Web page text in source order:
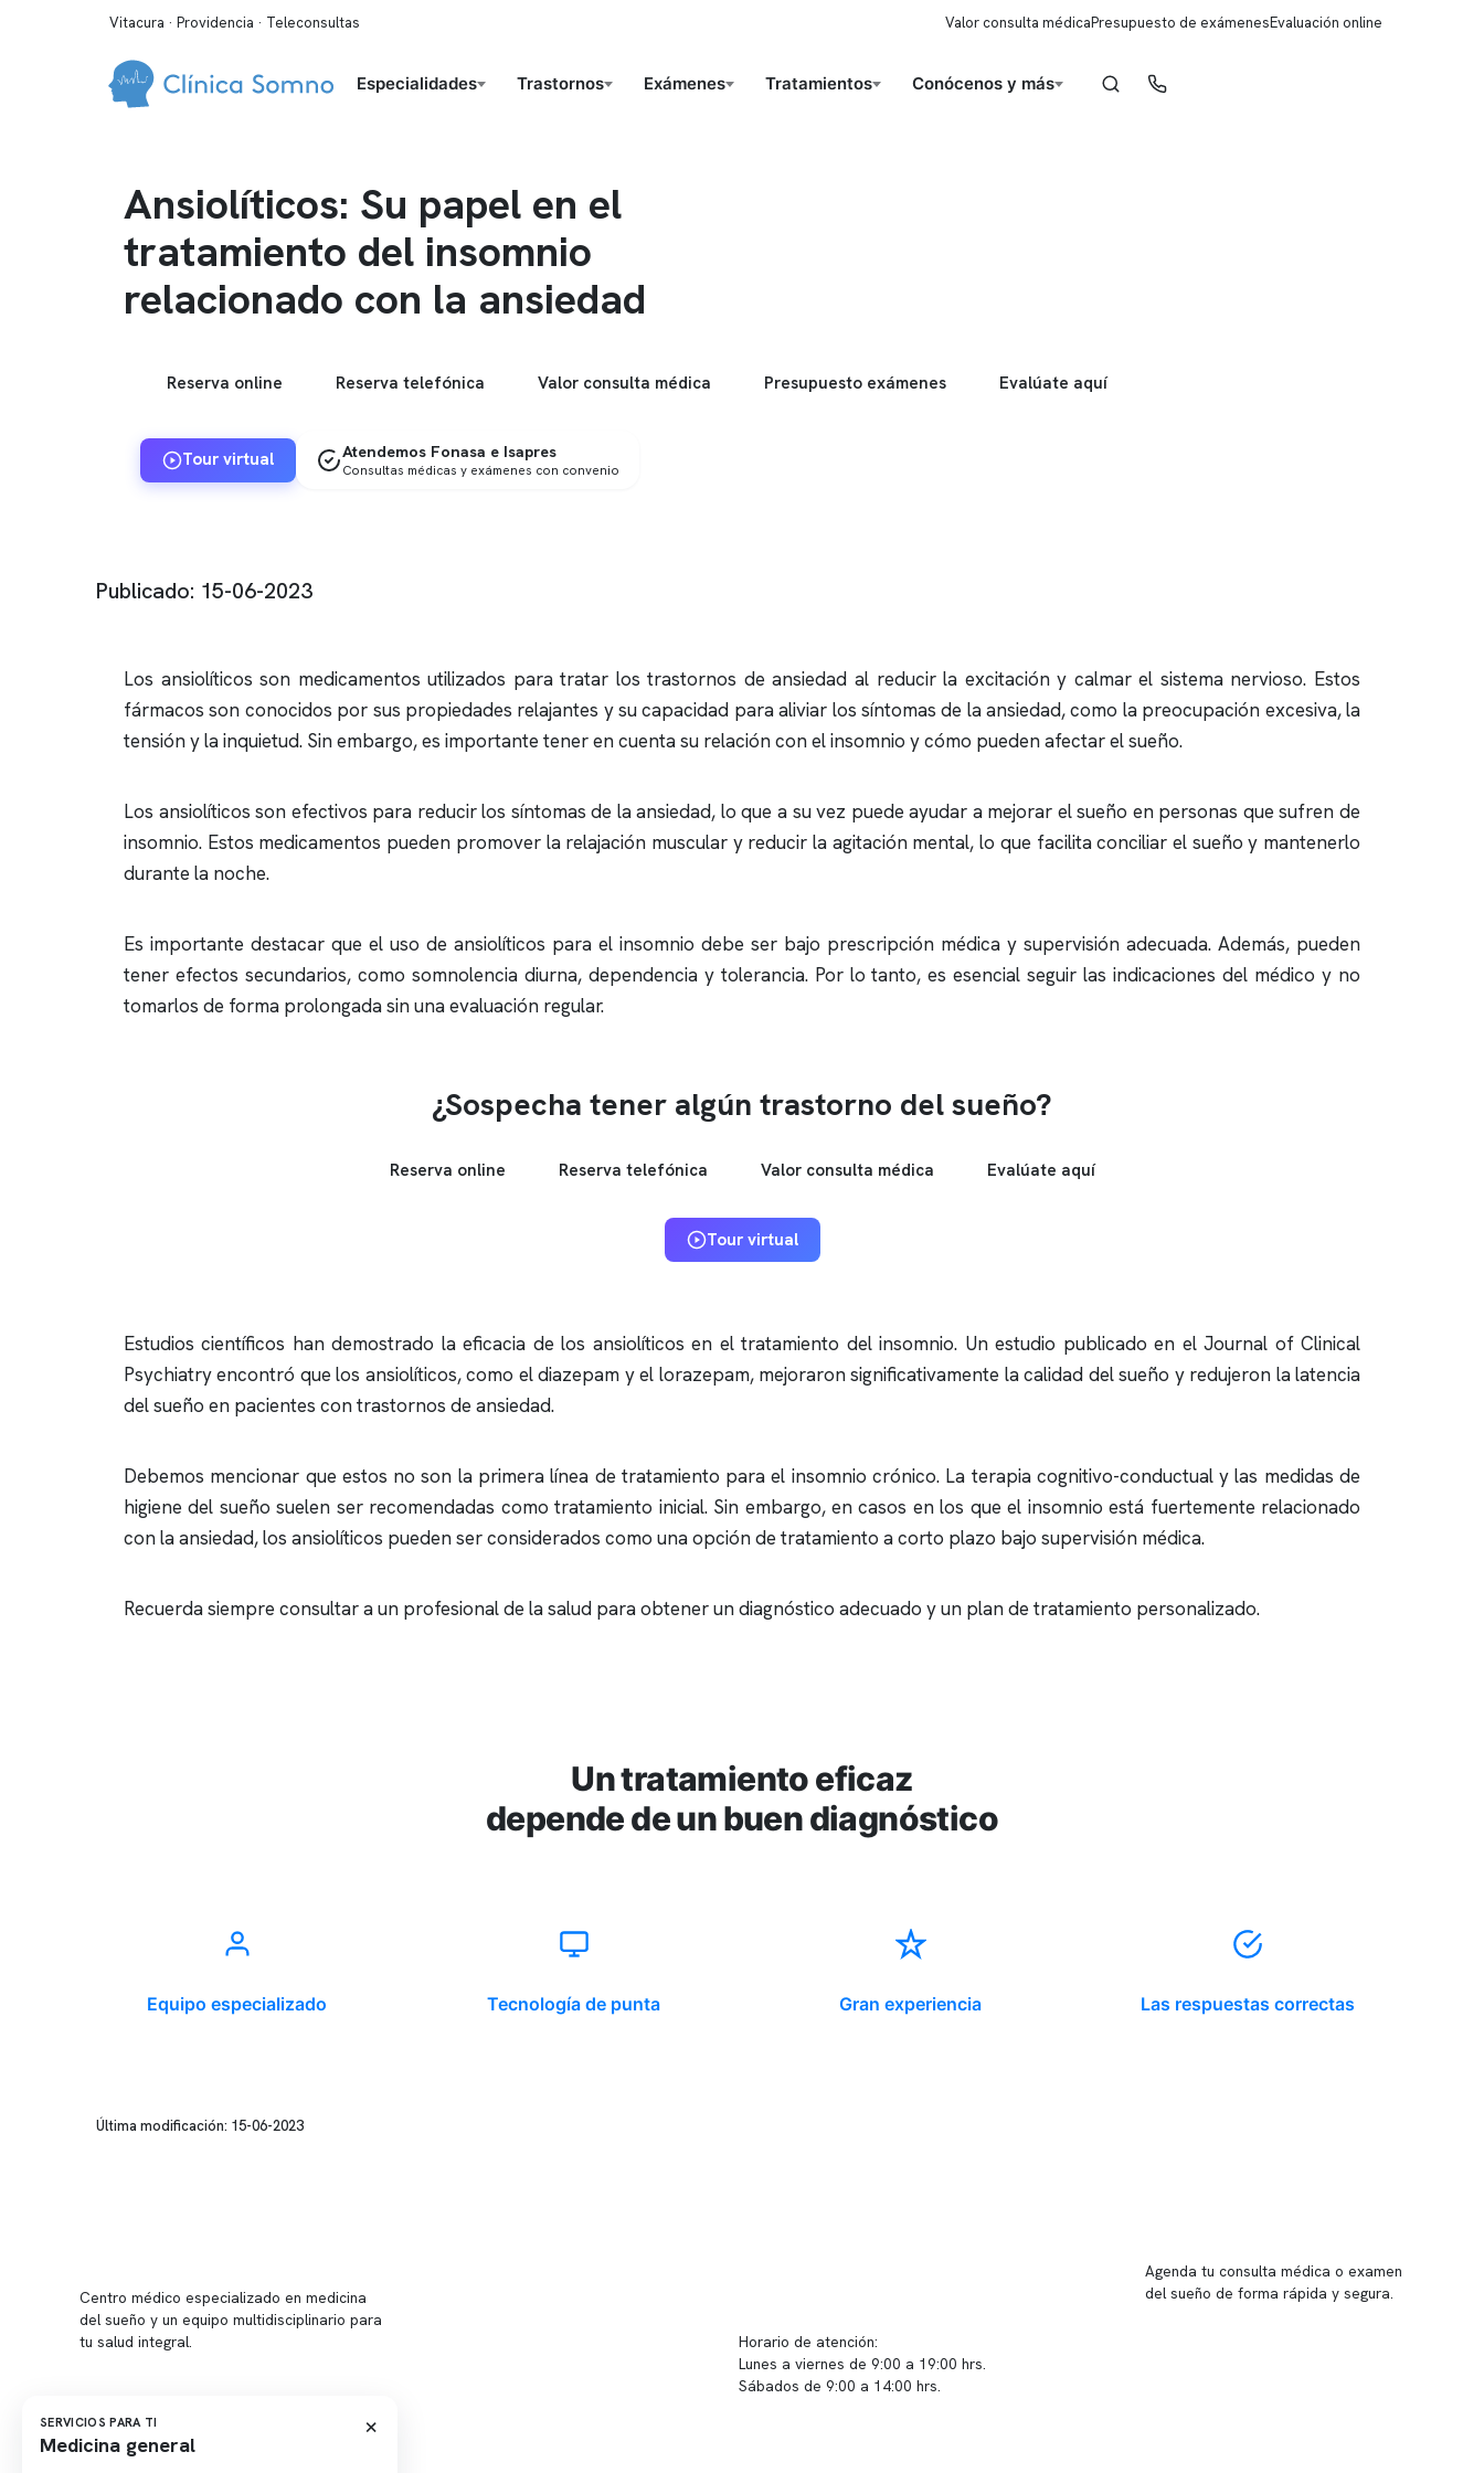
Vitacura · Providencia · Teleconsultas Valor consulta médicaPresupuesto de exámenesEvaluación online
Especialidades Trastornos Exámenes Tratamientos Conócenos y más
Ansiolíticos: Su papel en el
tratamiento del insomnio
relacionado con la ansiedad
Reserva online Reserva telefónica Valor consulta médica Presupuesto exámenes Evalúate aquí
Tour virtual Atendemos Fonasa e Isapres
Consultas médicas y exámenes con convenio
Publicado: 15-06-2023
Los ansiolíticos son medicamentos utilizados para tratar los trastornos de ansiedad al reducir la excitación y calmar el sistema nervioso. Estos
fármacos son conocidos por sus propiedades relajantes y su capacidad para aliviar los síntomas de la ansiedad, como la preocupación excesiva, la
tensión y la inquietud. Sin embargo, es importante tener en cuenta su relación con elinsomnio y cómo pueden afectar el sueño.
Los ansiolíticos son efectivos para reducir los síntomas de la ansiedad, lo que a su vez puede ayudar a mejorar el sueño en personas que sufren de
insomnio. Estos medicamentos pueden promover la relajación muscular y reducir la agitación mental, lo que facilita conciliar el sueño y mantenerlo
durante la noche.
Es importante destacar que el uso de ansiolíticos para el insomnio debe ser bajo prescripción médica y supervisión adecuada. Además, pueden
tener efectos secundarios, como somnolencia diurna, dependencia y tolerancia. Por lo tanto, es esencial seguir las indicaciones del médico y no
tomarlos de forma prolongada sin una evaluación regular.
¿Sospecha tener algún trastorno del sueño?
Reserva online Reserva telefónica Valor consulta médica Evalúate aquí
Tour virtual
Estudios científicos han demostrado la eficacia de los ansiolíticos en el tratamiento delinsomnio. Un estudio publicado en el Journal of Clinical
Psychiatry encontró que los ansiolíticos, como el diazepam y el lorazepam, mejoraron significativamente la calidad del sueño y redujeron la latencia
del sueño en pacientes con trastornos de ansiedad.
Debemos mencionar que estos no son la primera línea de tratamiento para el insomnio crónico. La terapia cognitivo-conductual y las medidas de
higiene del sueño suelen ser recomendadas como tratamiento inicial. Sin embargo, en casos en los que el insomnio está fuertemente relacionado
con la ansiedad, los ansiolíticos pueden ser considerados como una opción de tratamiento a corto plazo bajo supervisión médica.
Recuerda siempre consultar a un profesional de la salud para obtener un diagnóstico adecuado y un plan de tratamiento personalizado.
Un tratamiento eficaz
depende de un buen diagnóstico
Equipo especializado Tecnología de punta Gran experiencia Las respuestas correctas
Última modificación: 15-06-2023
Centro médico especializado en medicina
del sueño y un equipo multidisciplinario para
tu salud integral.
Horario de atención:
Lunes a viernes de 9:00 a 19:00 hrs.
Sábados de 9:00 a 14:00 hrs.
Agenda tu consulta médica o examen
del sueño de forma rápida y segura.
SERVICIOS PARA TI
Medicina general
×